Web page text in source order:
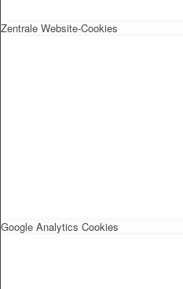
Zentrale Website-Cookies
Google Analytics Cookies